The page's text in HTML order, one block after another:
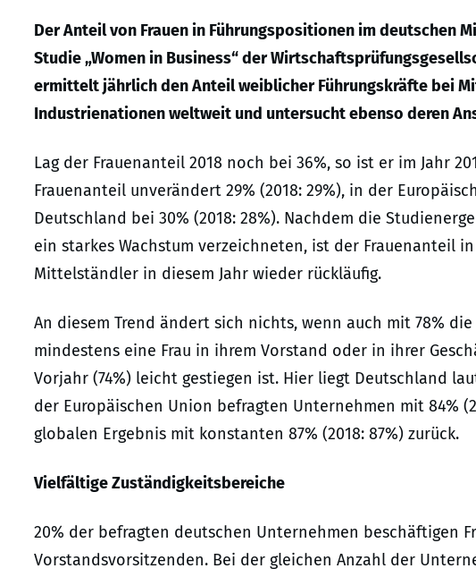
Der Anteil von Frauen in Führungspositionen im deutschen
Studie „Women in Business“ der
ermittelt jährlich den Anteil weiblicher Führungskräfte bei
Industrienationen weltweit und untersucht ebenso deren
Lag der Frauenanteil 2018 noch bei 36%, so ist er im Jahr
Frauenanteil unverändert 29% (2018: 29%), in der
Deutschland bei 30% (2018: 28%). Nachdem die
ein starkes Wachstum verzeichneten, ist der Frauenanteil
Mittelständler in diesem Jahr wieder rückläufig.
An diesem Trend ändert sich nichts, wenn auch mit 78%
mindestens eine Frau in ihrem Vorstand oder in ihrer
Vorjahr (74%) leicht gestiegen ist. Hier liegt Deutschland
der Europäischen Union befragten Unternehmen mit 84%
globalen Ergebnis mit konstanten 87% (2018: 87%) zurück.
Vielfältige Zuständigkeitsbereiche
20% der befragten deutschen Unternehmen beschäftigen
Vorstandsvorsitzenden. Bei der gleichen Anzahl der